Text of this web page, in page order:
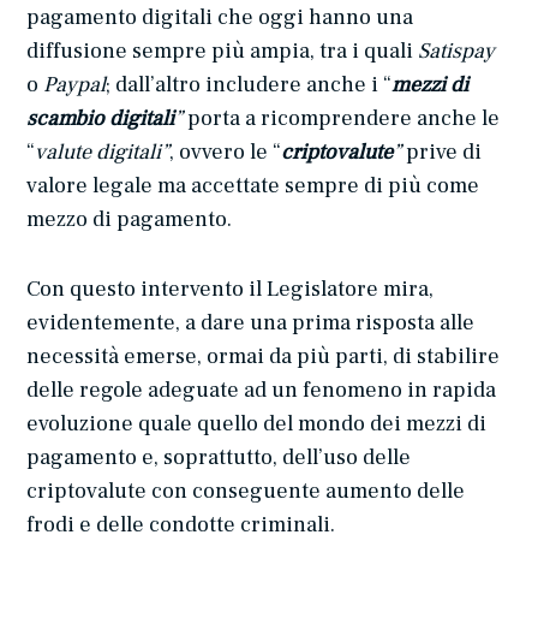
pagamento digitali che oggi hanno una
diffusione sempre più ampia, tra i quali Satispay
o Paypal; dall’altro includere anche i “mezzi di
scambio digitali”porta a ricomprendere anche le
“valute digitali”, ovvero le “criptovalute”prive di
valore legale ma accettate sempre di più come
mezzo di pagamento.
Con questo intervento il Legislatore mira,
evidentemente, a dare una prima risposta alle
necessità emerse, ormai da più parti, di stabilire
delle regole adeguate ad un fenomeno in rapida
evoluzione quale quello del mondo dei mezzi di
pagamento e, soprattutto, dell’uso delle
criptovalute con conseguente aumento delle
frodi e delle condotte criminali.